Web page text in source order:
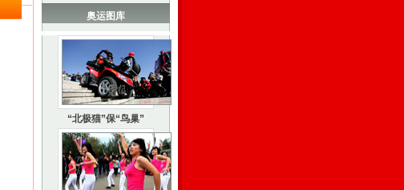
奥运图库
“北极猫”保“鸟巢”